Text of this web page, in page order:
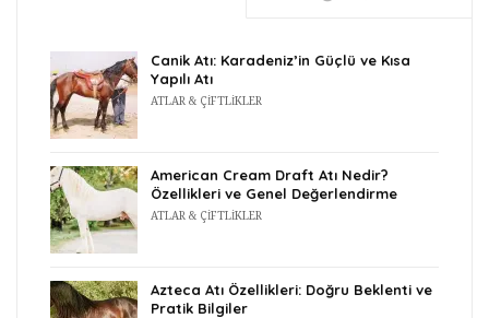
Canik Atı: Karadeniz’in Güçlü ve Kısa
Yapılı Atı
ATLAR & ÇIFTLIKLER
American Cream Draft Atı Nedir?
Özellikleri ve Genel Değerlendirme
ATLAR & ÇIFTLIKLER
Azteca Atı Özellikleri: Doğru Beklenti ve
Pratik Bilgiler